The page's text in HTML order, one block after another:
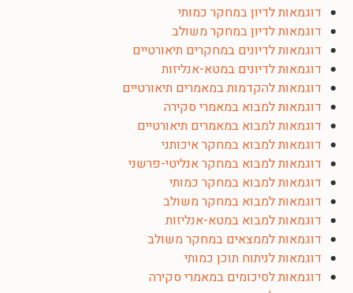
דוגמאות לדיון במחקר כמותי
דוגמאות לדיון במחקר משולב
דוגמאות לדיונים במחקרים תיאורטיים
דוגמאות לדיונים במטא-אנליזות
דוגמאות להקדמות במאמרים תיאורטיים
דוגמאות למבוא במאמרי סקירה
דוגמאות למבוא במאמרים תיאורטיים
דוגמאות למבוא במחקר איכותני
דוגמאות למבוא במחקר אנליטי-פרשני
דוגמאות למבוא במחקר כמותי
דוגמאות למבוא במחקר משולב
דוגמאות למבוא במטא-אנליזות
דוגמאות לממצאים במחקר משולב
דוגמאות לניתוח תוכן כמותי
דוגמאות לסיכומים במאמרי סקירה